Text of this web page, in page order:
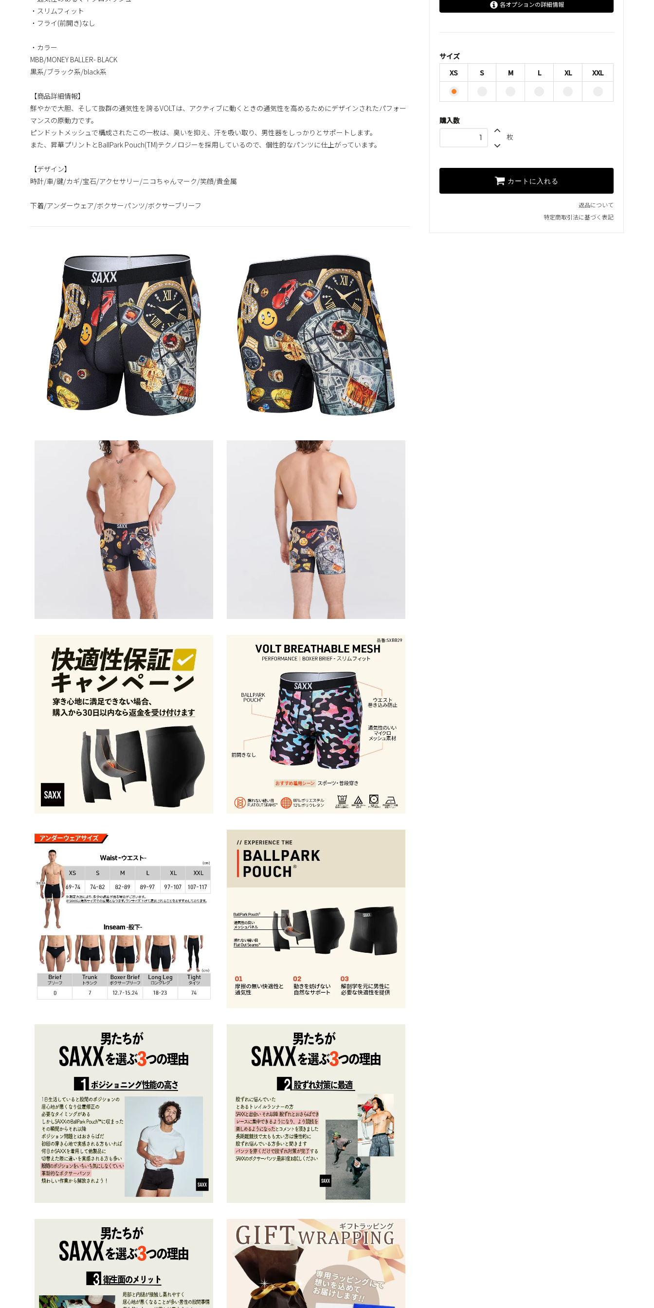
各オプションの詳細情報
XXL
サイズ
XS
S M L XL XXL
購入数
枚
カートに入れる
返品について
特定商取引法に基づく表記
・スリムフィット
・フライ(前開き)なし
・カラー
MBB/MONEY BALLER- BLACK
黒系/ブラック系/black系
【商品詳細情報】
鮮やかで大胆、そして抜群の通気性を誇るVOLTは、アクティブに動くときの通気性を高めるためにデザインされたパフォー
マンスの原動力です。
ピンドットメッシュで構成されたこの一枚は、臭いを抑え、汗を吸い取り、男性器をしっかりとサポートします。
また、昇華プリントとBallPark Pouch(TM)テクノロジーを採用しているので、個性的なパンツに仕上がっています。
【デザイン】
時計/車/鍵/カギ/宝石/アクセサリー/ニコちゃんマーク/笑顔/貴金属
下着/アンダーウェア/ボクサーパンツ/ボクサーブリーフ